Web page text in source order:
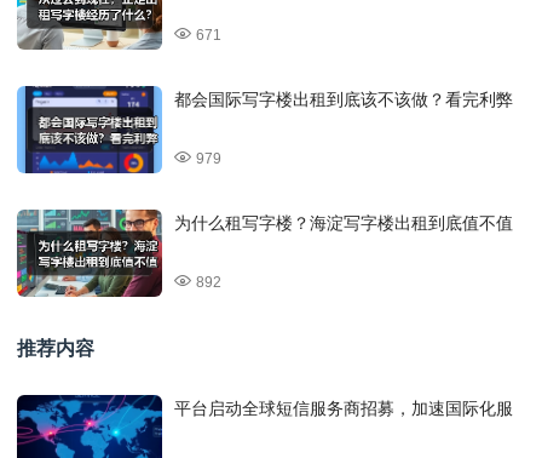
671
都会国际写字楼出租到底该不该做？看完利弊
979
为什么租写字楼？海淀写字楼出租到底值不值
892
推荐内容
平台启动全球短信服务商招募，加速国际化服